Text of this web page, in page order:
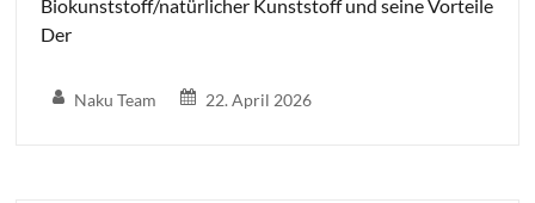
Biokunststoff/natürlicher Kunststoff und seine Vorteile
Der
Naku Team 22. April 2026